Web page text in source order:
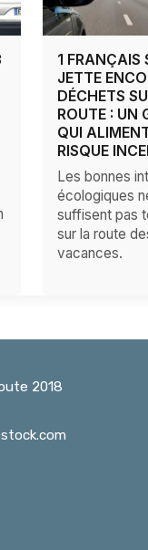
1 FRANÇAIS
JETTE
DÉCHETS
ROUTE : UN
QUI
RISQUE
Les bonnes
écologiques
suffisent pas
sur la route
vacances.
2018